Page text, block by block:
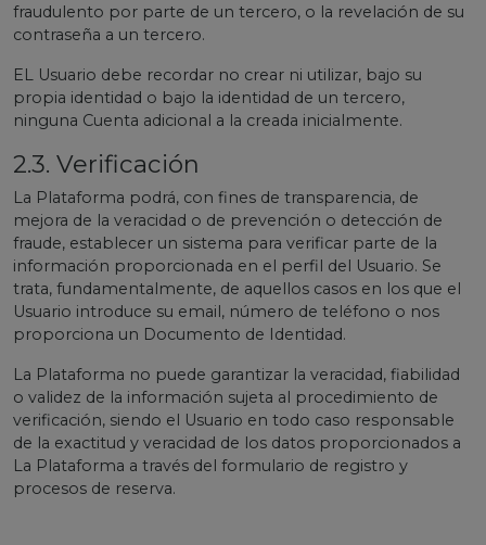
fraudulento por parte de un tercero, o la revelación de su
contraseña a un tercero.
EL Usuario debe recordar no crear ni utilizar, bajo su
propia identidad o bajo la identidad de un tercero,
ninguna Cuenta adicional a la creada inicialmente.
2.3. Verificación
La Plataforma podrá, con fines de transparencia, de
mejora de la veracidad o de prevención o detección de
fraude, establecer un sistema para verificar parte de la
información proporcionada en el perfil del Usuario. Se
trata, fundamentalmente, de aquellos casos en los que el
Usuario introduce su email, número de teléfono o nos
proporciona un Documento de Identidad.
La Plataforma no puede garantizar la veracidad, fiabilidad
o validez de la información sujeta al procedimiento de
verificación, siendo el Usuario en todo caso responsable
de la exactitud y veracidad de los datos proporcionados a
La Plataforma a través del formulario de registro y
procesos de reserva.